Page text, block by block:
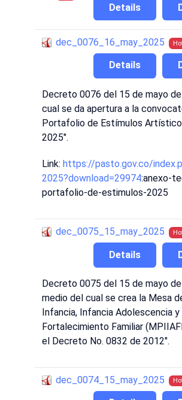
Details
dec_0076_16_may_2025
Details
Decreto 0076 del 15 de mayo
cual se da apertura a la
Portafolio de Estímulos
2025".
Link: https://pasto.gov.co/
2025?download=29974:anexo-
portafolio-de-estimulos-2025
dec_0075_15_may_2025
Details
Decreto 0075 del 15 de mayo
medio del cual se crea la Mesa
Infancia, Infancia Adolescencia y
Fortalecimiento Familiar
el Decreto No. 0832 de 2012".
dec_0074_15_may_2025